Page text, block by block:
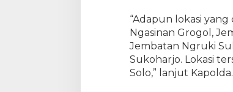
“Adapun lokasi
Ngasinan Grogol,
Jembatan Ngruki
Sukoharjo. Lokasi
Solo,” lanjut Kapolda.